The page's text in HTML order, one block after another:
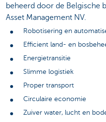
beheerd door de Belgische
Asset Management NV.
Robotisering en
Efficient land- en
Energietransitie
Slimme logistiek
Proper transport
Circulaire economie
Zuiver water, lucht en